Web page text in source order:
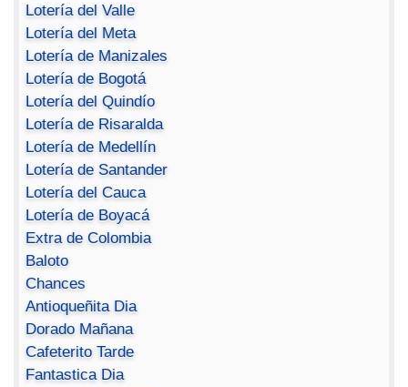
Lotería del Valle
Lotería del Meta
Lotería de Manizales
Lotería de Bogotá
Lotería del Quindío
Lotería de Risaralda
Lotería de Medellín
Lotería de Santander
Lotería del Cauca
Lotería de Boyacá
Extra de Colombia
Baloto
Chances
Antioqueñita Dia
Dorado Mañana
Cafeterito Tarde
Fantastica Dia